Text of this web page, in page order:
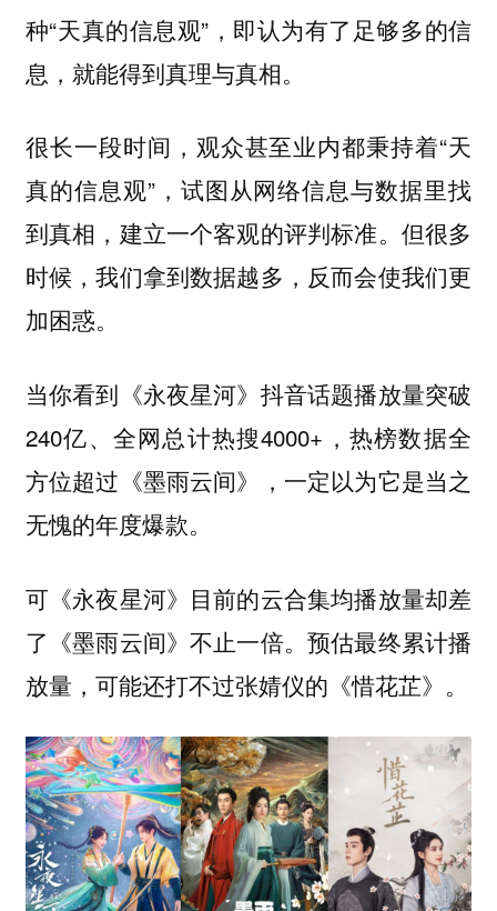
种“天真的信息观”，即认为有了足够多的信
息，就能得到真理与真相。
很长一段时间，观众甚至业内都秉持着“天
真的信息观”，试图从网络信息与数据里找
到真相，建立一个客观的评判标准。但很多
时候，我们拿到数据越多，反而会使我们更
加困惑。
当你看到《永夜星河》抖音话题播放量突破
240亿、全网总计热搜4000+，热榜数据全
方位超过《墨雨云间》，一定以为它是当之
无愧的年度爆款。
可《永夜星河》目前的云合集均播放量却差
了《墨雨云间》不止一倍。预估最终累计播
放量，可能还打不过张婧仪的《惜花芷》。